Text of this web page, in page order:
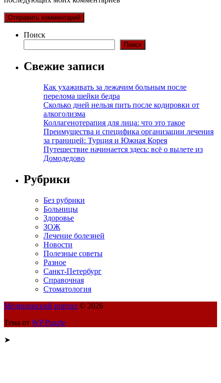
Поиск
Поиск
Свежие записи
Как ухаживать за лежачим больным после
перелома шейки бедра
Сколько дней нельзя пить после кодировки от
алкоголизма
Коллагенотерапия для лица: что это такое
Преимущества и специфика организации лечения
за границей: Турция и Южная Корея
Путешествие начинается здесь: всё о вылете из
Домодедово
Рубрики
Без рубрики
Больницы
Здоровье
ЗОЖ
Лечение болезней
Новости
Полезные советы
Разное
Санкт-Петербург
Справочная
Стоматология
Медицинский портал © 2026
Тема от WP Puzzle
➤